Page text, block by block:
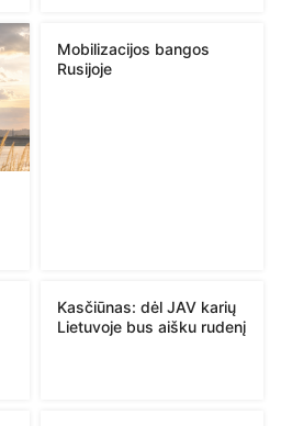
Mobilizacijos bangos
Rusijoje
Kasčiūnas: dėl JAV karių
Lietuvoje bus aišku rudenį